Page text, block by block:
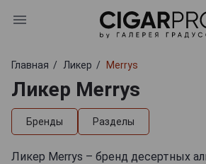
Главная Ликер Merrys
Ликер Merrys
Бренды Разделы
Ликер Merrys – бренд десертных